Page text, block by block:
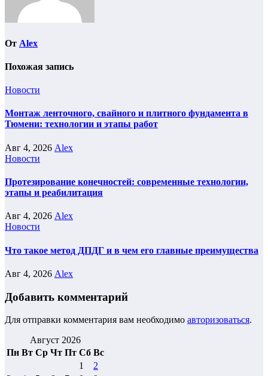
От Alex
Похожая запись
Новости
Монтаж ленточного, свайного и плитного фундамента в
Тюмени: технологии и этапы работ
Авг 4, 2026 Alex
Новости
Протезирование конечностей: современные технологии,
этапы и реабилитация
Авг 4, 2026 Alex
Новости
Что такое метод ДПДГ и в чем его главные преимущества
Авг 4, 2026 Alex
Добавить комментарий
Для отправки комментария вам необходимо авторизоваться.
Август 2026
Пн Вт Ср Чт Пт Сб Вс
1
2